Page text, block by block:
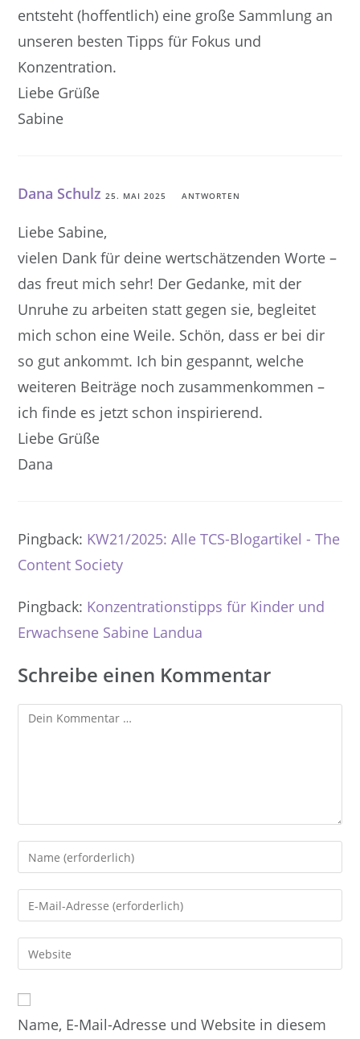
entsteht (hoffentlich) eine große Sammlung an
unseren besten Tipps für Fokus und
Konzentration.
Liebe Grüße
Sabine
Dana Schulz 25. MAI 2025 ANTWORTEN
Liebe Sabine,
vielen Dank für deine wertschätzenden Worte –
das freut mich sehr! Der Gedanke, mit der
Unruhe zu arbeiten statt gegen sie, begleitet
mich schon eine Weile. Schön, dass er bei dir
so gut ankommt. Ich bin gespannt, welche
weiteren Beiträge noch zusammenkommen –
ich finde es jetzt schon inspirierend.
Liebe Grüße
Dana
Pingback: KW21/2025: Alle TCS-Blogartikel - The
Content Society
Pingback: Konzentrationstipps für Kinder und
Erwachsene Sabine Landua
Schreibe einen Kommentar
Kommentar
Gib
deinen
Namen
oder
zum
Kommentieren
ein
Gib
deine
E-
Mail-
zum
Kommentieren
Gib
deine
URL
ein
Name, E-Mail-Adresse und Website in diesem